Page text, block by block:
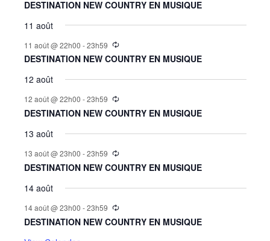
DESTINATION NEW COUNTRY EN MUSIQUE
11 août
11 août @ 22h00 -23h59
DESTINATION NEW COUNTRY EN MUSIQUE
12 août
12 août @ 22h00 -23h59
DESTINATION NEW COUNTRY EN MUSIQUE
13 août
13 août @ 23h00 -23h59
DESTINATION NEW COUNTRY EN MUSIQUE
14 août
14 août @ 23h00 -23h59
DESTINATION NEW COUNTRY EN MUSIQUE